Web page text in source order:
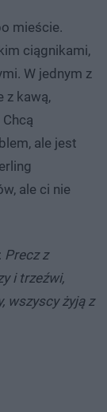
mieście.
ciągnikami,
W jednym z
z kawą,
ale jest
ale ci nie
Precz z
i trzeźwi,
wszyscy żyją z